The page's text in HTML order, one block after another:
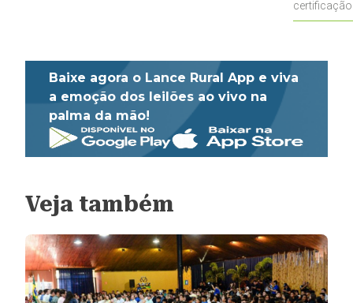
Baixe agora o Lance Rural App e viva
a emoção dos leilões ao vivo na
palma da mão!
Veja também